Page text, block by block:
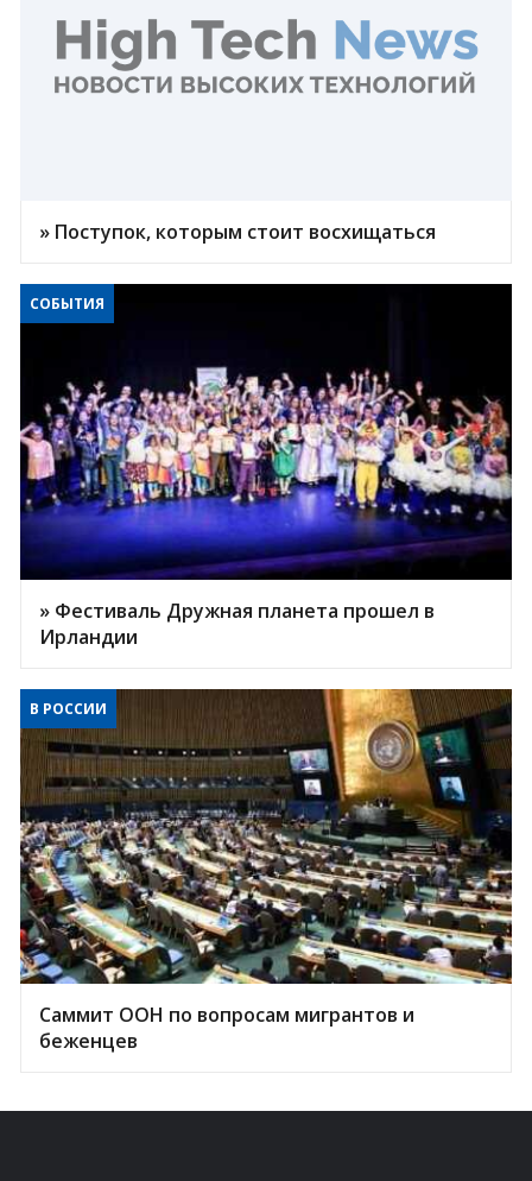
» Поступок, которым стоит восхищаться
СОБЫТИЯ
» Фестиваль Дружная планета прошел в
Ирландии
В РОССИИ
Саммит ООН по вопросам мигрантов и
беженцев